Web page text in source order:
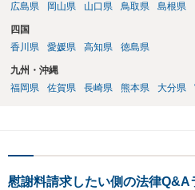
広島県
岡山県 山口県 鳥取県 島根県
四国
香川県
愛媛県 高知県 徳島県
九州・沖縄
福岡県
佐賀県 長崎県 熊本県 大分県
慰謝料請求したい側の法律Q&A